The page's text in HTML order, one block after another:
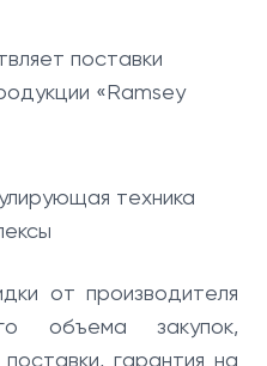
поставки
«Ramsey
техника
от производителя
объема закупок,
гарантия на